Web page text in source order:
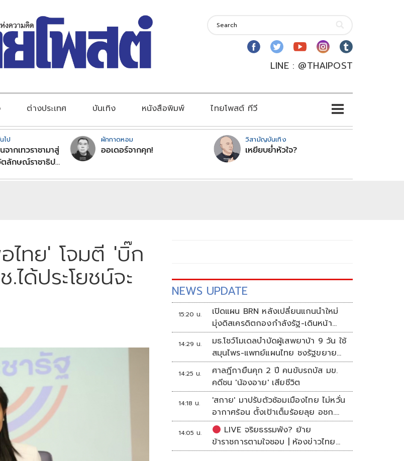
LINE : @THAIPOST
ต่างประเทศ บันเทิง หนังสือพิมพ์ ไทยโพสต์ ทีวี
ไป
จากเทวราชามาสู่
ตลักษณ์ราชาธิป
ผักกาดหอม
ออเดอร์จากคุก!
วิสามัญบันเทิง
เหยียบย่ำหัวใจ?
ไทย' โจมตี 'บิ๊ก
ด้ประโยชน์จะ NEWS UPDATE
15:20 น.
เปิดแผน BRN หลังเปลี่ยนแกนนำใหม่
มุ่งดิสเครดิตกองกำลังรัฐ-เดินหน้า
ผลิตแนวร่วม
14:29 น.
มธ.โชว์โมเดลบำบัดผู้เสพยาบ้า 9 วัน ใช้
สมุนไพร-แพทย์แผนไทย ชงรัฐขยาย
ผล
14:25 น.
ศาลฎีกายืนคุก 2 ปี คนขับรถบัส มข.
คดีชน 'น้องอาย' เสียชีวิต
14:18 น.
'สกาย' มาปรับตัวซ้อมเมืองไทย ไม่หวั่น
อากาศร้อน ตั้งเป้าเต็มร้อยลุย อชก.
2026
14:05 น.
LIVE จริยธรรมพัง? ย้าย
ข้าราชการตามใจชอบ | ห้องข่าวไทย
โพสต์